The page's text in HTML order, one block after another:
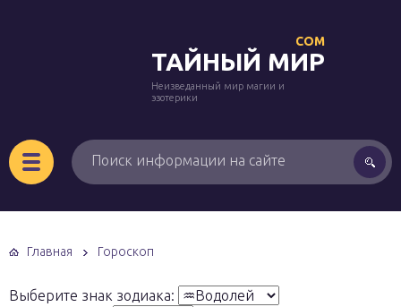
ТАЙНЫЙ МИР
COM
Неизведанный мир магии и
эзотерики
Главная Гороскоп
Выберите знак зодиака: